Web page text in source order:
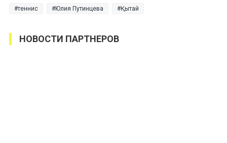
теннис Юлия Путинцева Қытай
НОВОСТИ ПАРТНЕРОВ